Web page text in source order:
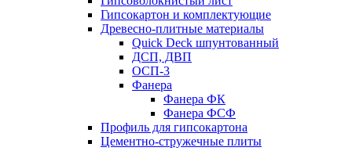
Гипсокартон и комплектующие
Древесно-плитные материалы
Quick Deck шпунтованный
ДСП, ДВП
ОСП-3
Фанера
Фанера ФК
Фанера ФСФ
Профиль для гипсокартона
Цементно-стружечные плиты